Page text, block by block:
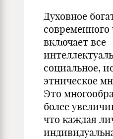
Духовное
современного
включает все
социальное,
этническое
Это
более
что каждая